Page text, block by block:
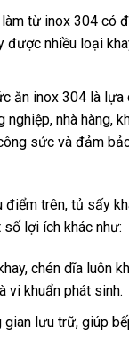
từ inox 304 có
được nhiều loại
ăn inox 304 là lựa
nghiệp, nhà hàng,
sức và đảm
điểm trên, tủ sấy
lợi ích khác như:
chén dĩa luôn
vi khuẩn phát sinh.
gian lưu trữ, giúp